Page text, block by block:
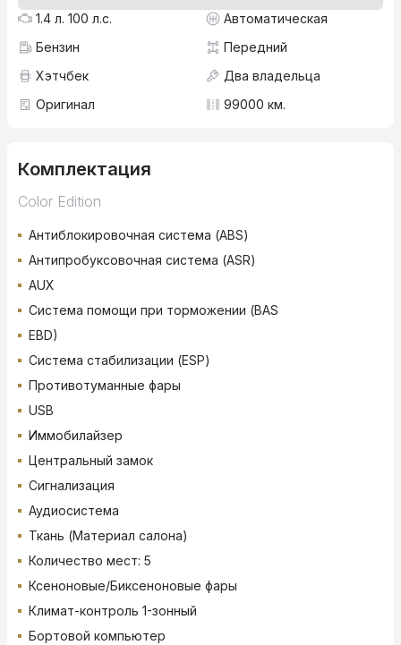
1.4 л. 100 л.с.
Автоматическая
Бензин
Передний
Хэтчбек
Два владельца
Оригинал
99000 км.
Комплектация
Color Edition
Антиблокировочная система (ABS)
Антипробуксовочная система (ASR)
AUX
Система помощи при торможении (BAS
EBD)
Система стабилизации (ESP)
Противотуманные фары
USB
Иммобилайзер
Центральный замок
Сигнализация
Аудиосистема
Ткань (Материал салона)
Количество мест: 5
Ксеноновые/Биксеноновые фары
Климат-контроль 1-зонный
Бортовой компьютер